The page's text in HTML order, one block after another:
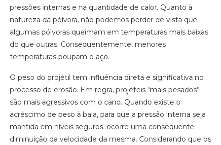
pressões internas e na quantidade de calor. Quanto à
natureza da pólvora, não podemos perder de vista que
algumas pólvoras queimam em temperaturas mais baixas
do que outras. Consequentemente, menores
temperaturas poupam o aço.
O peso do projétil tem influência direta e significativa no
processo de erosão. Em regra, projéteis “mais pesados”
são mais agressivos com o cano. Quando existe o
acréscimo de peso à bala, para que a pressão interna seja
mantida em níveis seguros, ocorre uma consequente
diminuição da velocidade da mesma. Considerando que os